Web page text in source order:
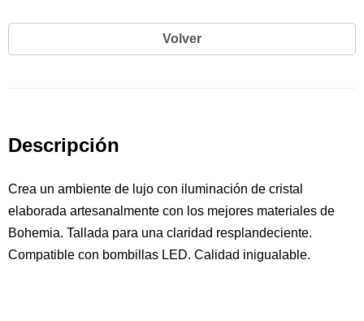
Volver
Descripción
Crea un ambiente de lujo con iluminación de cristal
elaborada artesanalmente con los mejores materiales de
Bohemia. Tallada para una claridad resplandeciente.
Compatible con bombillas LED. Calidad inigualable.